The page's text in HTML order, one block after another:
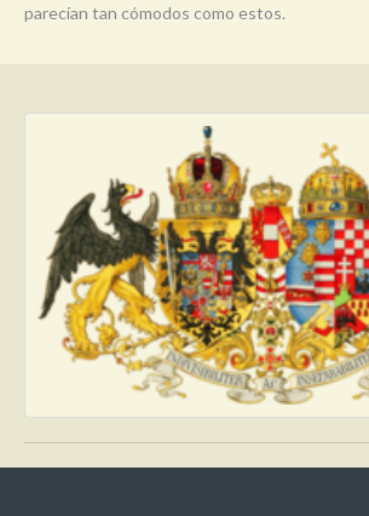
parecían tan cómodos como estos.